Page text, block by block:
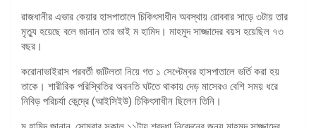
রাজধানীর এভার কেয়ার হাসপাতালে চিকিৎসাধীন অবস্থায় রোববার সাড়ে ৩টায় তার
মৃত্যু হয়েছে বলে জানান তার ভাই ম হামিদ। মাহমুদ সাজ্জাদের বয়স হয়েছিল ৭৩
বছর।
করোনাভাইরাস পরবর্তী জটিলতা নিয়ে গত ১ সেপ্টেম্বর হাসপাতালে ভর্তি করা হয়
তাকে। শারীরিক পরিস্থিতির অবনতি ঘটতে থাকায় দেড় মাসেরও বেশি সময় ধরে
নিবিড় পরিচর্যা কেন্দ্রে (আইসিইউ) চিকিৎসাধীন ছিলেন তিনি।